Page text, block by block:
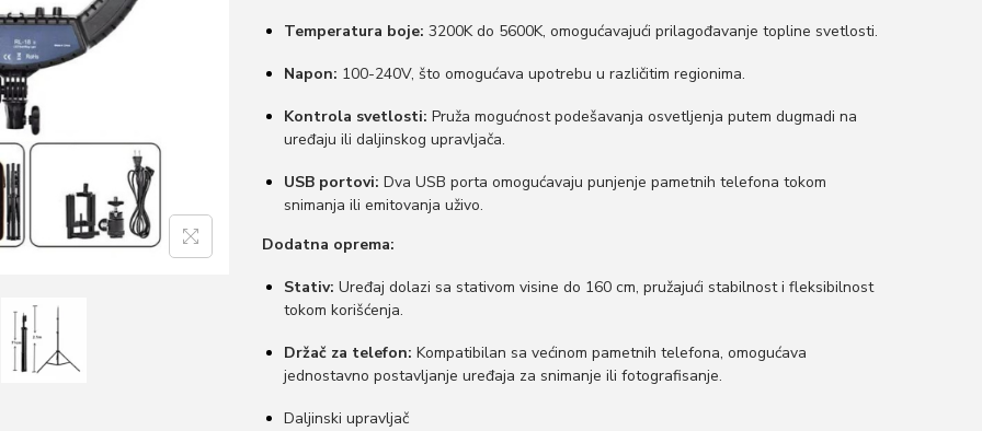
Temperatura boje: 3200K do 5600K, omogućavajući prilagođavanje topline svetlosti.
Napon: 100-240V, što omogućava upotrebu u različitim regionima.
Kontrola svetlosti: Pruža mogućnost podešavanja osvetljenja putem dugmadi na
uređaju ili daljinskog upravljača.
USB portovi: Dva USB porta omogućavaju punjenje pametnih telefona tokom
snimanja ili emitovanja uživo.
Dodatna oprema:
Stativ: Uređaj dolazi sa stativom visine do 160 cm, pružajući stabilnost i fleksibilnost
tokom korišćenja.
Držač za telefon: Kompatibilan sa većinom pametnih telefona, omogućava
jednostavno postavljanje uređaja za snimanje ili fotografisanje.
Daljinski upravljač